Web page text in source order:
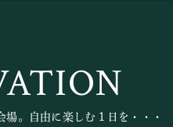
。自由に楽しむ１日を・・・